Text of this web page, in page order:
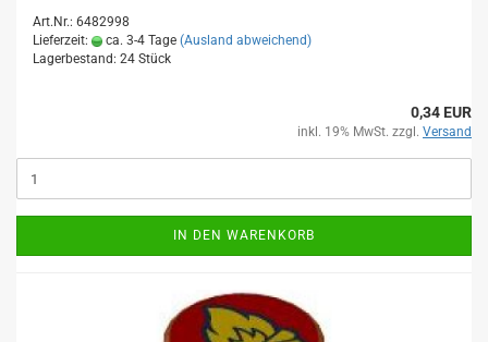
Art.Nr.: 6482998
Lieferzeit:
ca. 3-4 Tage (Ausland abweichend)
Lagerbestand: 24 Stück
0,34 EUR
inkl. 19% MwSt. zzgl. Versand
IN DEN WARENKORB